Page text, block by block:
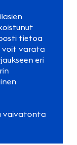
tietoa
voit varata
eri
vaivatonta